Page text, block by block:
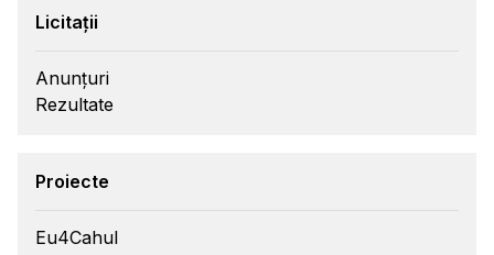
Licitații
Anunțuri
Rezultate
Proiecte
Eu4Cahul